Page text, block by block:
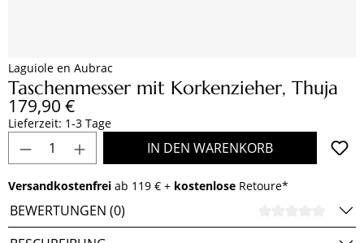
Laguiole en Aubrac
Taschenmesser mit Korkenzieher, Thuja
Regulärer Preis:
179,90 €
Lieferzeit: 1-3 Tage
Produkt Anzahl: Gib den gewünschten
IN DEN WARENKORB
Versandkostenfrei ab 119 € + kostenlose Retoure*
BEWERTUNGEN (0)